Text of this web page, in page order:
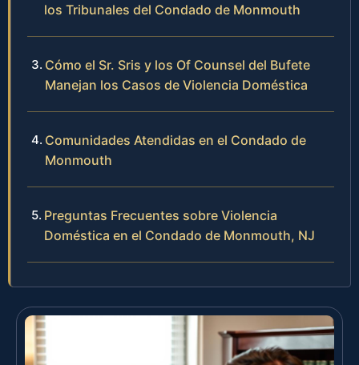
los Tribunales del Condado de Monmouth
Cómo el Sr. Sris y los Of Counsel del Bufete
Manejan los Casos de Violencia Doméstica
Comunidades Atendidas en el Condado de
Monmouth
Preguntas Frecuentes sobre Violencia
Doméstica en el Condado de Monmouth, NJ